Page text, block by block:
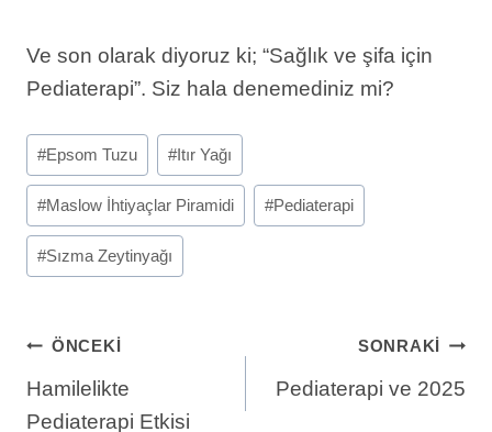
Ve son olarak diyoruz ki; “Sağlık ve şifa için
Pediaterapi”. Siz hala denemediniz mi?
Etiketleri
Gönder:
#Epsom Tuzu #Itır Yağı
#Maslow İhtiyaçlar Piramidi #Pediaterapi
#Sızma Zeytinyağı
Yazı
gezinmesi
ÖNCEKI
Hamilelikte
Pediaterapi Etkisi
SONRAKI
Pediaterapi ve 2025